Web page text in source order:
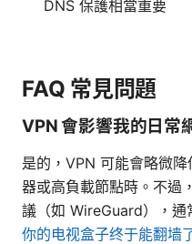
DNS 保護相當重要
FAQ 常見問題
VPN 會影響我的日常
是的，VPN 可能會略微
器或高負載節點時。不過
議（如 WireGuard），通
你的电视盒子终于能翻墙